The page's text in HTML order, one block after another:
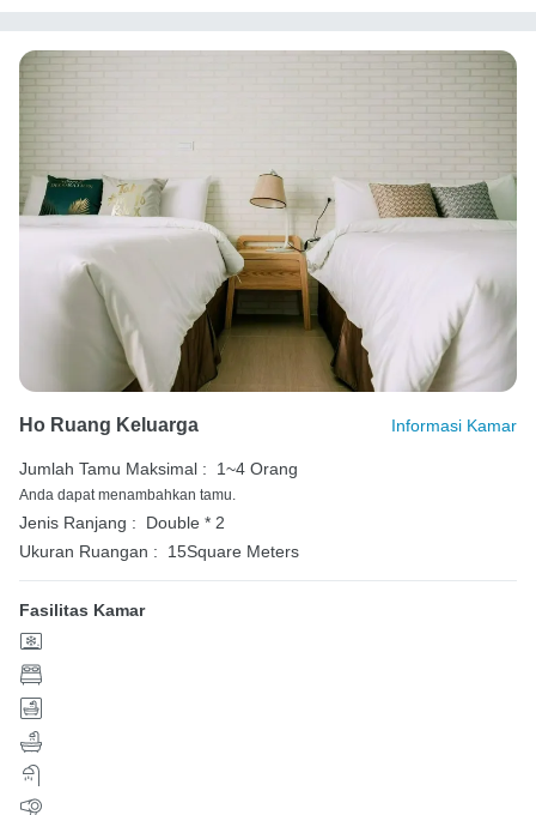
Ho Ruang Keluarga Informasi Kamar
Jumlah Tamu Maksimal : 1~4 Orang
Anda dapat menambahkan tamu.
Jenis Ranjang :
Double * 2
Ukuran Ruangan :
15Square Meters
Fasilitas Kamar